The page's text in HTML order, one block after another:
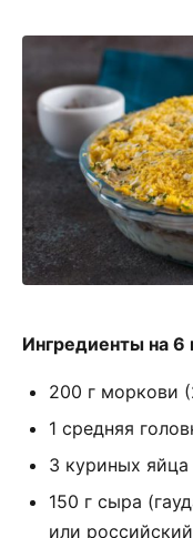
Ингредиенты на 6
200 г моркови
1 средняя
3 куриных яйца
150 г сыра
или